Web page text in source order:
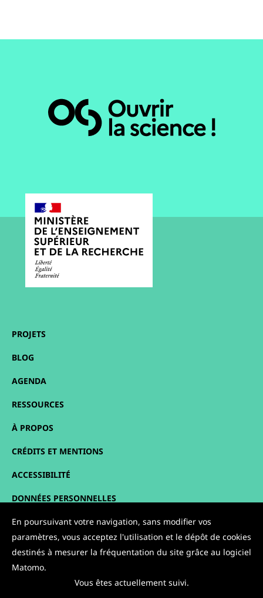
PROJETS
BLOG
AGENDA
RESSOURCES
À PROPOS
CRÉDITS ET MENTIONS
ACCESSIBILITÉ
DONNÉES PERSONNELLES
PLAN DU SITE
En poursuivant votre navigation, sans modifier vos
paramètres, vous acceptez l'utilisation et le dépôt de cookies
destinés à mesurer la fréquentation du site grâce au logiciel
Matomo.
Vous êtes actuellement suivi.